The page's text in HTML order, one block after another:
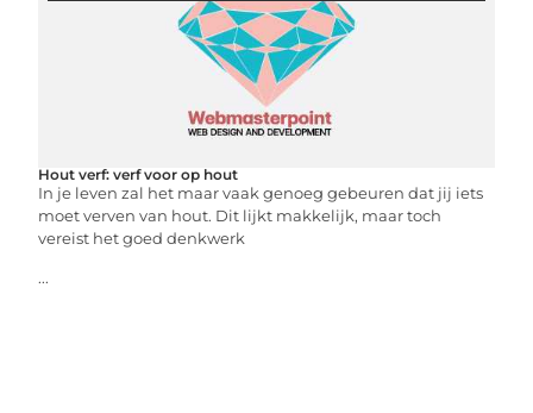
Hout verf: verf voor op hout
In je leven zal het maar vaak genoeg gebeuren dat jij iets
moet verven van hout. Dit lijkt makkelijk, maar toch
vereist het goed denkwerk
...